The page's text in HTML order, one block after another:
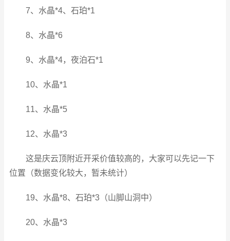
7、水晶*4、石珀*1
8、水晶*6
9、水晶*4，夜泊石*1
10、水晶*1
11、水晶*5
12、水晶*3
这是庆云顶附近开采价值较高的，大家可以先记一下
位置（数据变化较大，暂未统计）
19、水晶*8、石珀*3（山脚山洞中）
20、水晶*3